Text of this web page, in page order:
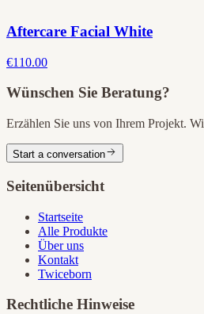
Aftercare Facial White
€110.00
Wünschen Sie Beratung?
Erzählen Sie uns von Ihrem Projekt.
Start a conversation
Seitenübersicht
Startseite
Alle Produkte
Über uns
Kontakt
Twiceborn
Rechtliche Hinweise